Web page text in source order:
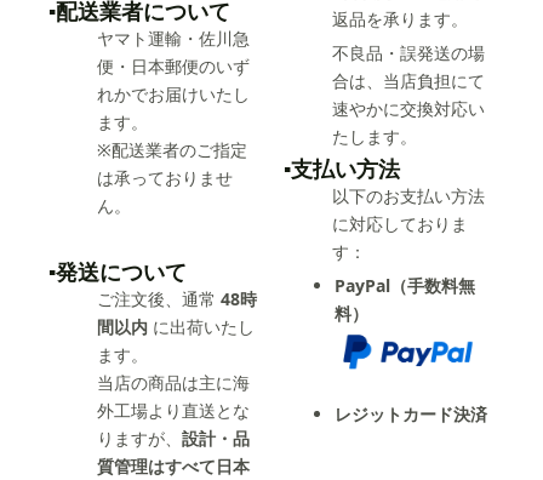
▪️配送業者について
ヤマト運輸・佐川急
便・日本郵便のいず
れかでお届けいたし
ます。
※配送業者のご指定
は承っておりませ
ん。
▪️発送について
ご注文後、通常 48時
間以内 に出荷いたし
ます。
当店の商品は主に海
外工場より直送とな
りますが、 設計・品
質管理はすべて日本
返品を承ります。
不良品・誤発送の場
合は、当店負担にて
速やかに交換対応い
たします。
▪️支払い方法
以下のお支払い方法
に対応しておりま
す：
PayPal（手数料無
料）
レジットカード決済